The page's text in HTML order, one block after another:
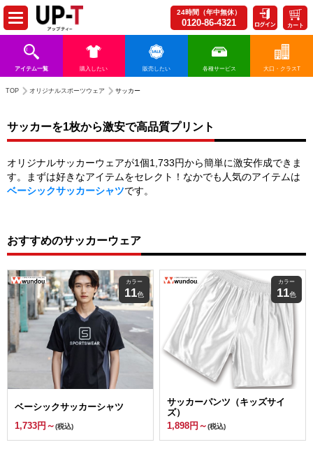
24時間（年中無休）
0120-86-4321 カート
アイテム一覧 購入したい 販売したい 各種サービス 大口・クラスT
TOP オリジナルスポーツウェア サッカー
サッカーを1枚から激安で高品質プリント
オリジナルサッカーウェアが1個1,733円から簡単に激安作成できま
す。まずは好きなアイテムをセレクト！なかでも人気のアイテムは
ベーシックサッカーシャツです。
おすすめのサッカーウェア
ベーシックサッカーシャツ
1,733円～(税込)
カラー
11色
サッカーパンツ（キッズサイ
ズ）
1,898円～(税込)
カラー
11色